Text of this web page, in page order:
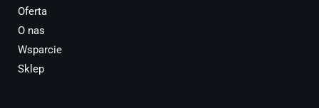
Oferta
O nas
Wsparcie
Sklep